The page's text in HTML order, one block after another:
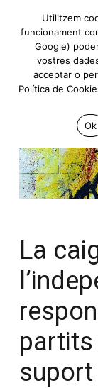
La
partits
suport
Utilitzem
funcionament
Google)
vostres
acceptar o
Política de
Ok